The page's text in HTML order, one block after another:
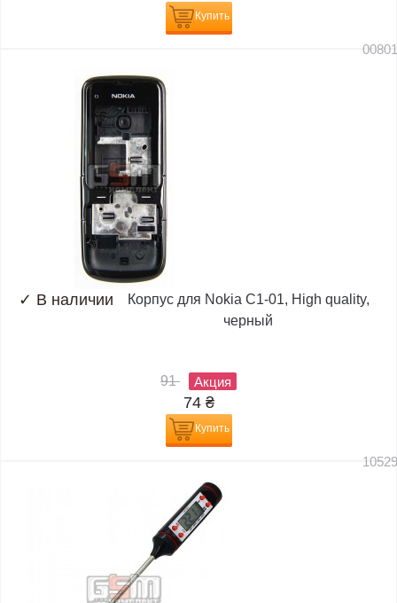
Купить
✓ В наличии
Корпус для Nokia C1-01, High quality,
черный
91 Акция
74 ₴
Купить